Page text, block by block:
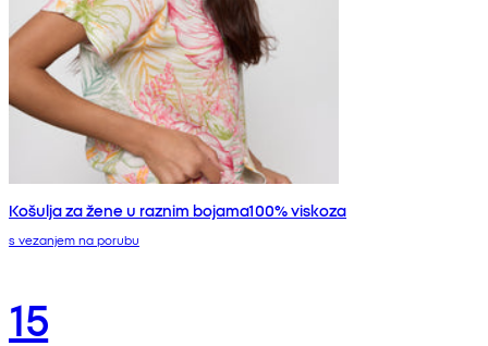
Košulja za žene u raznim bojama100% viskoza
s vezanjem na porubu
15